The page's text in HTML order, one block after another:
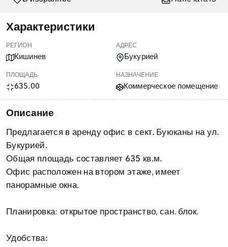
Характеристики
РЕГИОН
Кишинев
АДРЕС
Букурией
ПЛОЩАДЬ
635.00
НАЗНАЧЕНИЕ
Коммерческое помещение
Описание
Предлагается в аренду офис в сект. Буюканы на ул.
Букурией.
Общая площадь составляет 635 кв.м.
Офис расположен на втором этаже, имеет
панорамные окна.
Планировка: открытое пространство, сан. блок.
Удобства: